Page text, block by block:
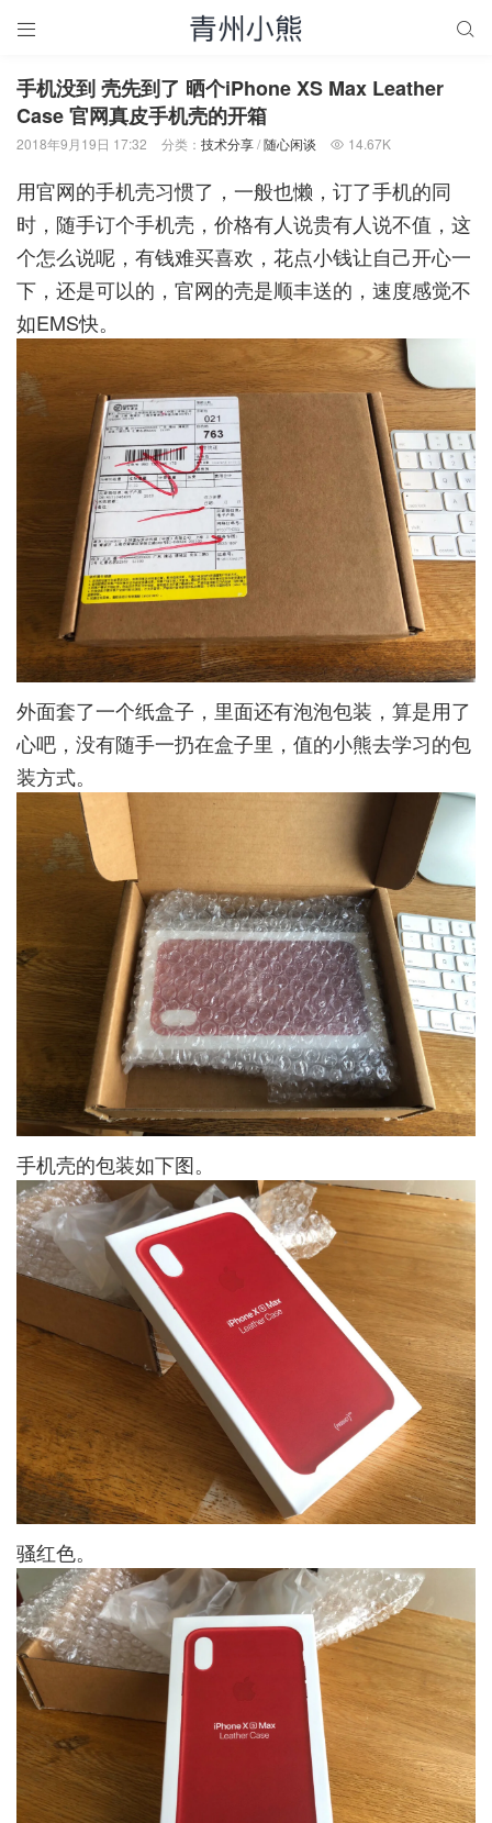
 
手机没到 壳先到了 晒个iPhone XS Max Leather
Case 官网真皮手机壳的开箱
2018年9月19日 17:32 分类： 技术分享/随心闲谈  14.67K
用官网的手机壳习惯了，一般也懒，订了手机的同
时，随手订个手机壳，价格有人说贵有人说不值，这
个怎么说呢，有钱难买喜欢，花点小钱让自己开心一
下，还是可以的，官网的壳是顺丰送的，速度感觉不
如EMS快。
外面套了一个纸盒子，里面还有泡泡包装，算是用了
心吧，没有随手一扔在盒子里，值的小熊去学习的包
装方式。
手机壳的包装如下图。
骚红色。